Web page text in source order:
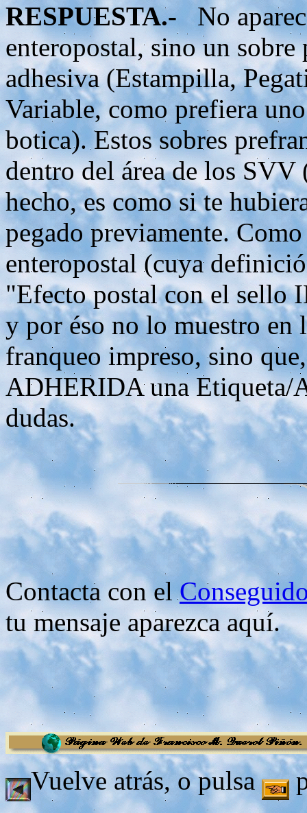
RESPUESTA.- No
enteropostal, sino un
adhesiva (Estampilla,
Variable, como prefiera
botica). Estos sobres
dentro del área de los
hecho, es como si te
pegado previamente.
enteropostal (cuya
"Efecto postal con el sello
y por éso no lo muestro en
franqueo impreso, sino
ADHERIDA una Etiqueta/
dudas.
Contacta con el
tu mensaje aparezca aquí.
Vuelve atrás, o pulsa